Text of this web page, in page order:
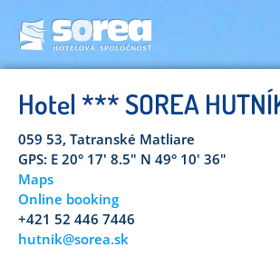
Hotel *** SOREA
059 53, Tatranské Matliare
GPS: E 20° 17' 8.5" N 49° 10' 36"
Maps
Online booking
+421 52 446 7446
hutnik@sorea.sk